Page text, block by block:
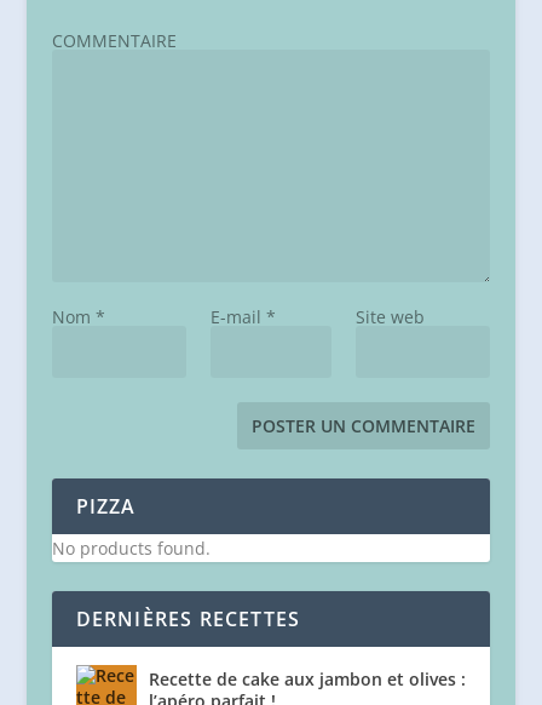
COMMENTAIRE
Nom * E-mail * Site web
PIZZA
No products found.
DERNIÈRES RECETTES
Recette de cake aux jambon et olives :
l’apéro parfait !